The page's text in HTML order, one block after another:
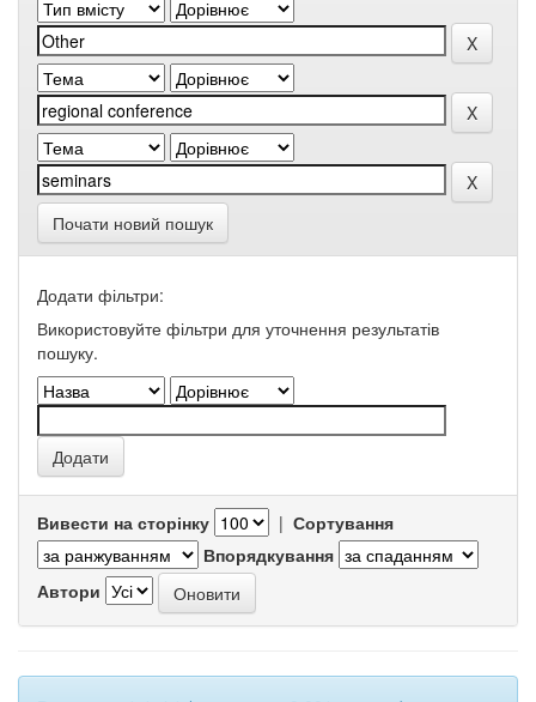
Почати новий пошук
Додати фільтри:
Використовуйте фільтри для уточнення результатів
пошуку.
Вивести на сторінку | Сортування
Впорядкування
Автори